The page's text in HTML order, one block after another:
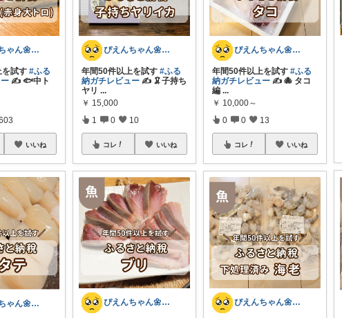
ぴえんちゃん🌼爆買い比較ママ
を試す#ふる
✍️ 🐟中ト
いいね
ぴえんちゃん🌼爆買い比較ママ
ぴえんちゃん🌼爆買い比較ママ
年間50件以上を試す#ふる
納ガチレビュー ✍️ 🦑子持ち
ヤリ ...
￥ 15,000
1 0 10
コレ いいね
ぴえんちゃん🌼爆買い比較ママ
ぴえんちゃん🌼爆買い比較ママ
年間50件以上を試す#ふる
納ガチレビュー ✍️ 🐙 タコ
編 ...
￥ 10,000～
0 0 13
コレ いいね
ぴえんちゃん🌼爆買い比較ママ